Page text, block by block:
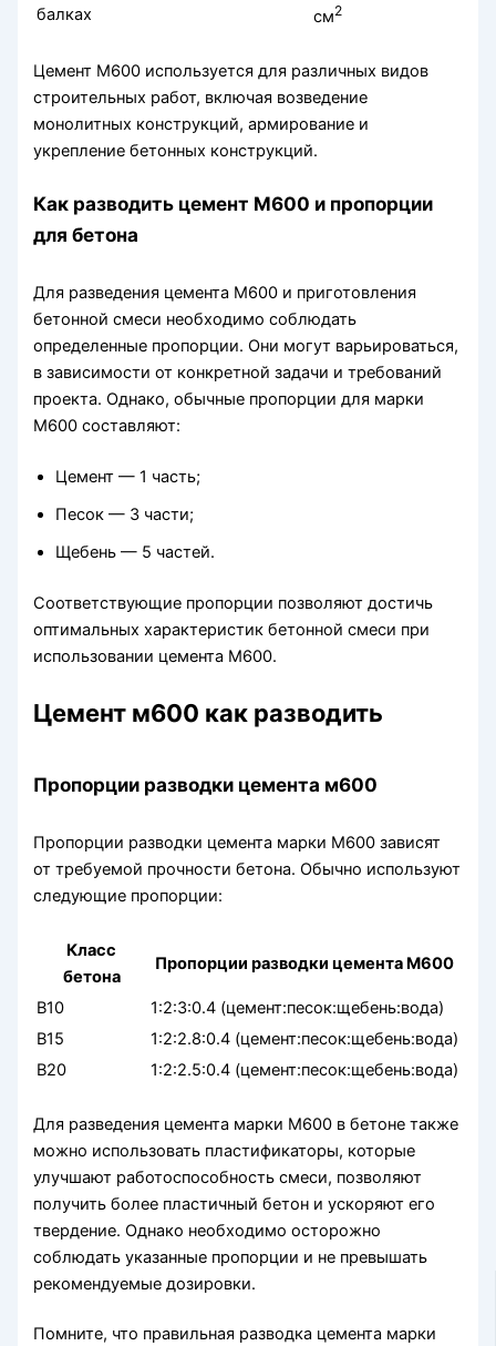
балках
см2
Цемент М600 используется для различных видов
строительных работ, включая возведение
монолитных конструкций, армирование и
укрепление бетонных конструкций.
Как разводить цемент М600 и пропорции
для бетона
Для разведения цемента М600 и приготовления
бетонной смеси необходимо соблюдать
определенные пропорции. Они могут варьироваться,
в зависимости от конкретной задачи и требований
проекта. Однако, обычные пропорции для марки
М600 составляют:
Цемент — 1 часть;
Песок — 3 части;
Щебень — 5 частей.
Соответствующие пропорции позволяют достичь
оптимальных характеристик бетонной смеси при
использовании цемента М600.
Цемент м600 как разводить
Пропорции разводки цемента м600
Пропорции разводки цемента марки М600 зависят
от требуемой прочности бетона. Обычно используют
следующие пропорции:
Класс
бетона
Пропорции разводки цемента М600
В10
1:2:3:0.4 (цемент:песок:щебень:вода)
В15
1:2:2.8:0.4 (цемент:песок:щебень:вода)
В20
1:2:2.5:0.4 (цемент:песок:щебень:вода)
Для разведения цемента марки М600 в бетоне также
можно использовать пластификаторы, которые
улучшают работоспособность смеси, позволяют
получить более пластичный бетон и ускоряют его
твердение. Однако необходимо осторожно
соблюдать указанные пропорции и не превышать
рекомендуемые дозировки.
Помните, что правильная разводка цемента марки